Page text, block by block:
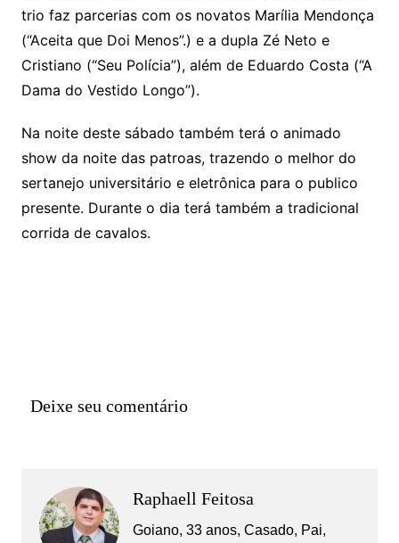
trio faz parcerias com os novatos Marília Mendonça
(“Aceita que Doi Menos”.) e a dupla Zé Neto e
Cristiano (“Seu Polícia”), além de Eduardo Costa (“A
Dama do Vestido Longo”).
Na noite deste sábado também terá o animado
show da noite das patroas, trazendo o melhor do
sertanejo universitário e eletrônica para o publico
presente. Durante o dia terá também a tradicional
corrida de cavalos.
Deixe seu comentário
Raphaell Feitosa
Goiano, 33 anos, Casado, Pai,